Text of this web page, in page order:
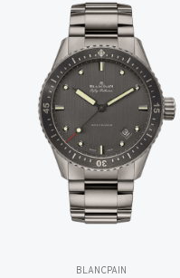
BLANCPAIN